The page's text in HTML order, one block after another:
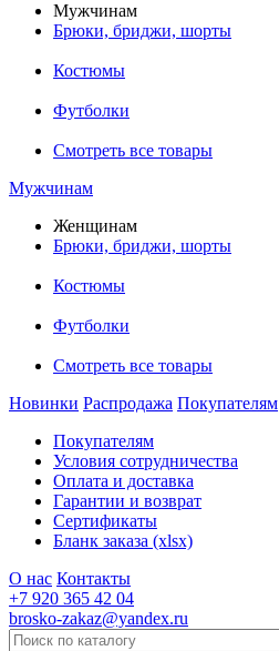
Мужчинам
Брюки, бриджи, шорты
Костюмы
Футболки
Смотреть все товары
Мужчинам
Женщинам
Брюки, бриджи, шорты
Костюмы
Футболки
Смотреть все товары
Новинки Распродажа Покупателям
Покупателям
Условия сотрудничества
Оплата и доставка
Гарантии и возврат
Сертификаты
Бланк заказа (xlsx)
О нас Контакты
+7 920 365 42 04
brosko-zakaz@yandex.ru